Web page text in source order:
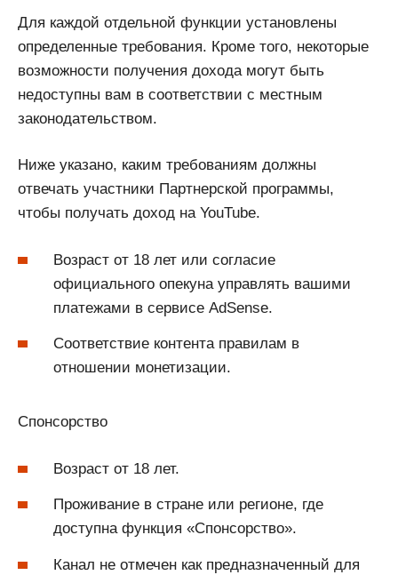
Для каждой отдельной функции установлены
определенные требования. Кроме того, некоторые
возможности получения дохода могут быть
недоступны вам в соответствии с местным
законодательством.
Ниже указано, каким требованиям должны
отвечать участники Партнерской программы,
чтобы получать доход на YouTube.
Возраст от 18 лет или согласие
официального опекуна управлять вашими
платежами в сервисе AdSense.
Соответствие контента правилам в
отношении монетизации.
Спонсорство
Возраст от 18 лет.
Проживание в стране или регионе, где
доступна функция «Спонсорство».
Канал не отмечен как предназначенный для